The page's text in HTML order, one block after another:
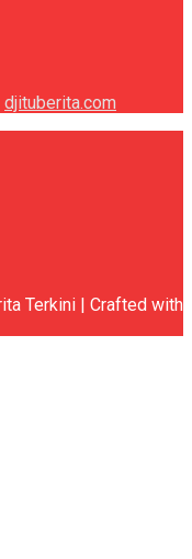
djituberita.com
Terkini | Crafted with